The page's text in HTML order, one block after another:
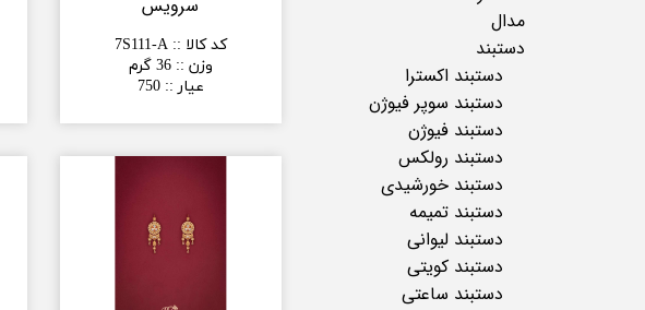
سرویس
کد کالا ::
7S111-A
وزن ::36 گرم
عیار ::
750
مدال
دستبند
دستبند اکسترا
دستبند سوپر فیوژن
دستبند فیوژن
دستبند رولکس
دستبند خورشیدی
دستبند تمیمه
دستبند لیوانی
دستبند کویتی
دستبند ساعتی